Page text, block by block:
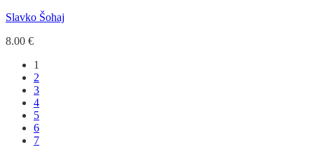
Slavko Šohaj
8.00 €
1
2
3
4
5
6
7